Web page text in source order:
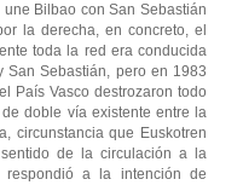
Bilbao con San Sebastián
la derecha, en concreto, el
toda la red era conducida
San Sebastián, pero en 1983
País Vasco destrozaron todo
doble vía existente entre la
circunstancia que Euskotren
de la circulación a la
a la intención de